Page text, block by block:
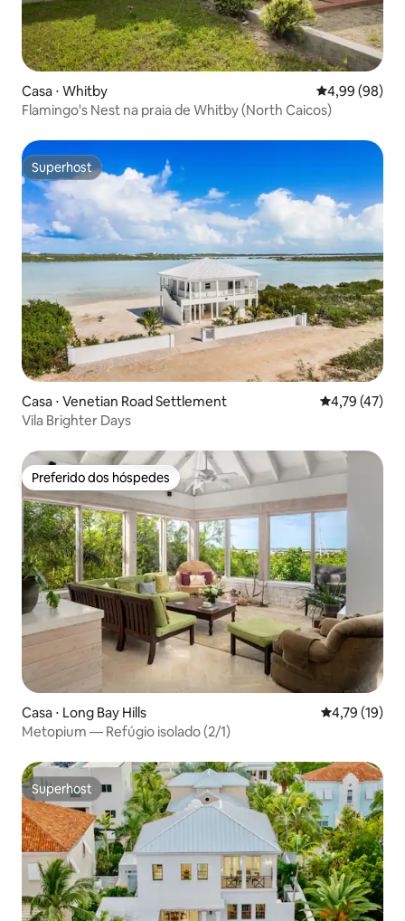
Casa ⋅ Whitby 4,99 de uma
4,99 (98)
Flamingo's Nest na praia de Whitby (North Caicos)
Superhost
Superhost
Casa ⋅ Venetian Road Settlement 4,79 de uma
4,79 (47)
Vila Brighter Days
Preferido dos hóspedes
Preferido dos hóspedes
Casa ⋅ Long Bay Hills 4,79 de uma
4,79 (19)
Metopium — Refúgio isolado (2/1)
Superhost
Superhost